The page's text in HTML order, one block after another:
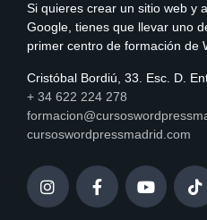
Si quieres crear un sitio web y
Google, tienes que llevar uno
primer centro de formación de
Cristóbal Bordiú, 33. Esc. D.
+ 34 622 224 278
cursoswordpressmadrid.com